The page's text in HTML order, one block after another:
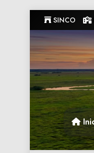
to
content
SINCO
Gobernacion